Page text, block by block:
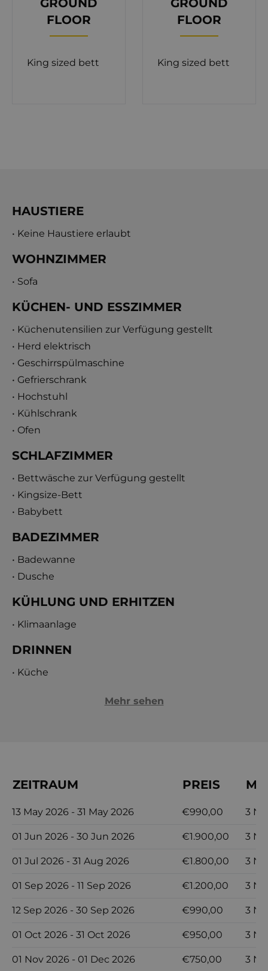
Ecke mit Sonnenliegen sowie einen Außenpool
Fitnessraum, einen Whirlpool, eine Sauna und ein
FLOOR
King sized bett
FLOOR
King sized bett
HAUSTIERE
• Keine Haustiere erlaubt
WOHNZIMMER
• Sofa
KÜCHEN- UND ESSZIMMER
• Küchenutensilien zur Verfügung gestellt
• Herd elektrisch
• Geschirrspülmaschine
• Gefrierschrank
• Hochstuhl
• Kühlschrank
• Ofen
SCHLAFZIMMER
• Bettwäsche zur Verfügung gestellt
• Kingsize-Bett
• Babybett
BADEZIMMER
• Badewanne
• Dusche
KÜHLUNG UND ERHITZEN
• Klimaanlage
DRINNEN
• Küche
Mehr sehen
ZEITRAUM PREIS
13 May 2026 - 31 May 2026 €990,00 3
01 Jun 2026 - 30 Jun 2026 €1.900,00 3
01 Jul 2026 - 31 Aug 2026 €1.800,00 3
01 Sep 2026 - 11 Sep 2026 €1.200,00 3
12 Sep 2026 - 30 Sep 2026 €990,00 3
01 Oct 2026 - 31 Oct 2026 €950,00 3
01 Nov 2026 - 01 Dec 2026 €750,00 3